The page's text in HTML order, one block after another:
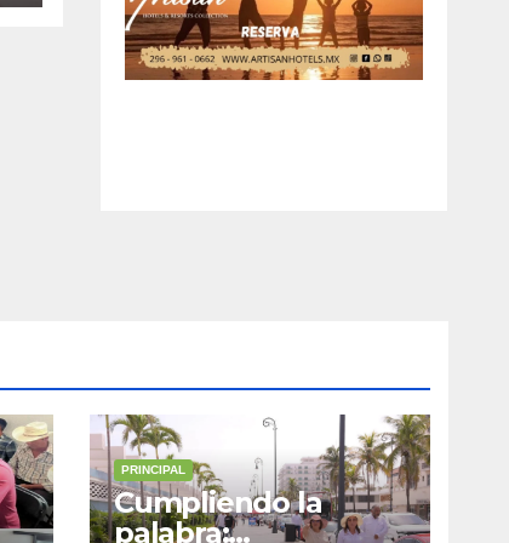
PRINCIPAL
Cumpliendo la
palabra: